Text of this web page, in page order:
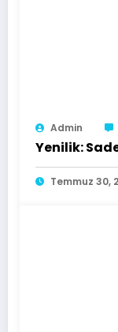
Admin
Yenilik:
Temmuz 30,